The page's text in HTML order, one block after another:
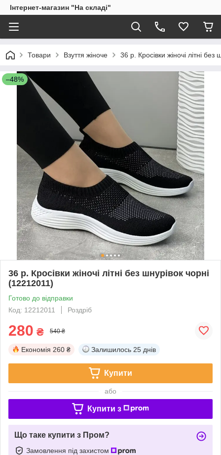
Інтернет-магазин "На складі"
Товари Взуття жіноче 36 р. Кросівки жіночі літні
–48%
36 р. Кросівки жіночі літні без шнурівок чорні
(12212011)
Готово до відправки
Код: 12212011
Роздріб
280 ₴ 540 ₴
Економія 260 ₴ Залишилось 25 днів
Купити
або
Купити з
Що таке купити з Пром?
Замовлення під захистом